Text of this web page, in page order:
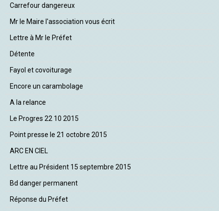
Carrefour dangereux
Mr le Maire l'association vous écrit
Lettre à Mr le Préfet
Détente
Fayol et covoiturage
Encore un carambolage
A la relance
Le Progres 22 10 2015
Point presse le 21 octobre 2015
ARC EN CIEL
Lettre au Président 15 septembre 2015
Bd danger permanent
Réponse du Préfet